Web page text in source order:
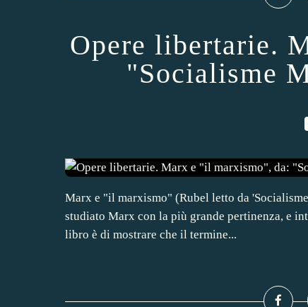
Opere libertarie.
"Socialisme
Marx e "il marxismo" (Rubel letto da
studiato Marx con la più grande pertinenza, e
libro è di mostrare che il termine...